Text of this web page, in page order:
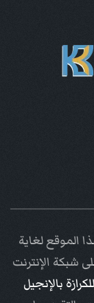
الموقع لغاية
شبكة الإنترنت
بالإنجيل